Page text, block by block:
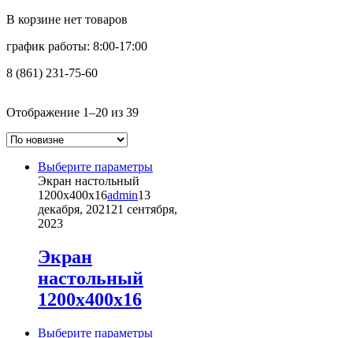
В корзине нет товаров
график работы: 8:00-17:00
8 (861) 231-75-60
Отображение 1–20 из 39Сортировка:
Выберите параметрыЭтот
несколько
Экран настольный
1200х400х16admin13
декабря, 2021 21 сентября,
2023
Экран
настольный
1200х400х16
Выберите параметрыЭтот